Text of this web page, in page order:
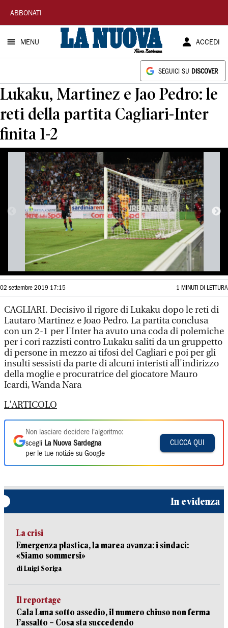
La
Nuova
Sardegna
ABBONATI
MENU ACCEDI
SEGUICI SU DISCOVER
Lukaku, Martinez e Jao Pedro: le
reti della partita Cagliari-Inter
finita 1-2
02 settembre 2019 17:15 1 MINUTI DI LETTURA
CAGLIARI. Decisivo il rigore di Lukaku dopo le reti di
Lautaro Martinez e Joao Pedro. La partita conclusa
con un 2-1 per l'Inter ha avuto una coda di polemiche
per i cori razzisti contro Lukaku saliti da un gruppetto
di persone in mezzo ai tifosi del Cagliari e poi per gli
insulti sessisti da parte di alcuni interisti all'indirizzo
della moglie e procuratrice del giocatore Mauro
Icardi, Wanda Nara
L'ARTICOLO
Non lasciare decidere l'algoritmo:
scegli La Nuova Sardegna
per le tue notizie su Google
CLICCA QUI
In evidenza
La crisi
Emergenza plastica, la marea avanza: i sindaci:
«Siamo sommersi»
di Luigi Soriga
Il reportage
Cala Luna sotto assedio, il numero chiuso non ferma
l’assalto – Cosa sta succedendo